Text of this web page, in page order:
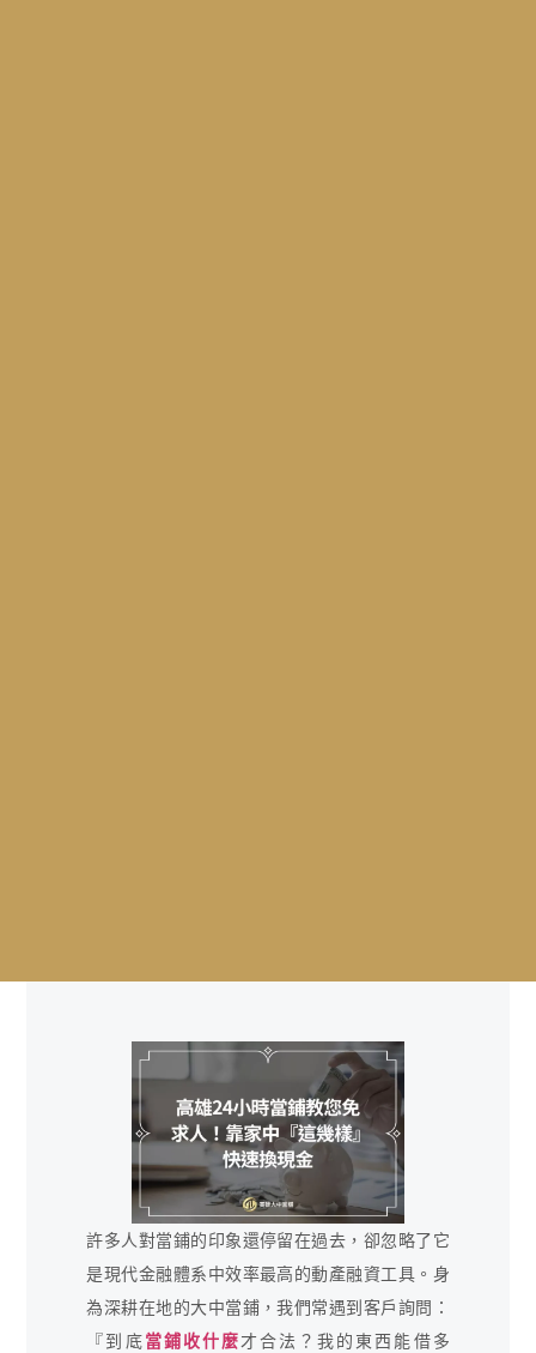
許多人對當鋪的印象還停留在過去，卻忽略了它
是現代金融體系中效率最高的動產融資工具。身
為深耕在地的大中當鋪，我們常遇到客戶詢問：
『到底當鋪收什麼才合法？我的東西能借多